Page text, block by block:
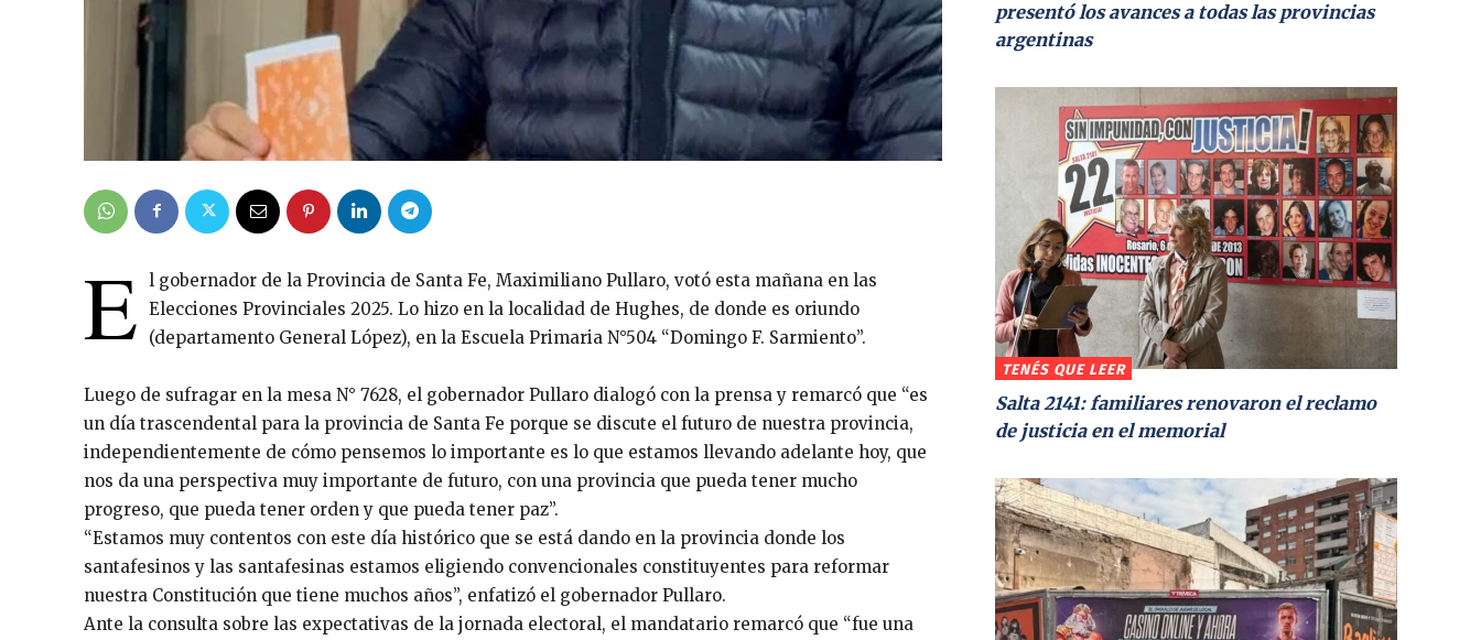
E l gobernador de la Provincia de Santa Fe, Maximiliano Pullaro, votó esta mañana en las
Elecciones Provinciales 2025. Lo hizo en la localidad de Hughes, de donde es oriundo
(departamento General López), en la Escuela Primaria N°504 “Domingo F. Sarmiento”.
Luego de sufragar en la mesa N° 7628, el gobernador Pullaro dialogó con la prensa y remarcó que “es
un día trascendental para la provincia de Santa Fe porque se discute el futuro de nuestra provincia,
independientemente de cómo pensemos lo importante es lo que estamos llevando adelante hoy, que
nos da una perspectiva muy importante de futuro, con una provincia que pueda tener mucho
progreso, que pueda tener orden y que pueda tener paz”.
“Estamos muy contentos con este día histórico que se está dando en la provincia donde los
santafesinos y las santafesinas estamos eligiendo convencionales constituyentes para reformar
nuestra Constitución que tiene muchos años”, enfatizó el gobernador Pullaro.
Ante la consulta sobre las expectativas de la jornada electoral, el mandatario remarcó que “fue una
presentó los avances a todas las provincias
argentinas
TENÉS QUE LEER
Salta 2141: familiares renovaron el reclamo
de justicia en el memorial